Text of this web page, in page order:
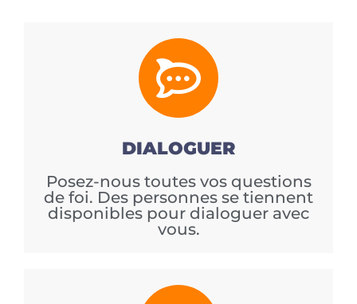
DIALOGUER
Posez-nous toutes vos questions
de foi. Des personnes se tiennent
disponibles pour dialoguer avec
vous.